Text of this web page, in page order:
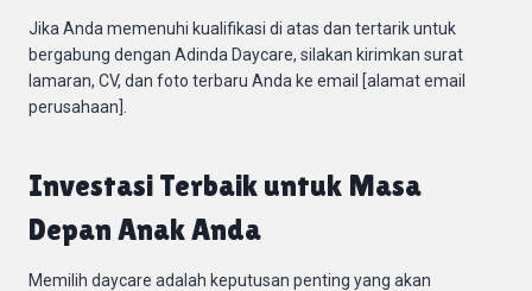
Jika Anda memenuhi kualifikasi di atas dan tertarik untuk
bergabung dengan Adinda Daycare, silakan kirimkan surat
lamaran, CV, dan foto terbaru Anda ke email [alamat email
perusahaan].
Investasi Terbaik untuk Masa
Depan Anak Anda
Memilih daycare adalah keputusan penting yang akan